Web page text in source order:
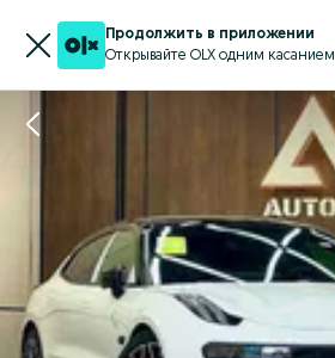
Продолжить в приложении
Открывайте OLX одним касанием